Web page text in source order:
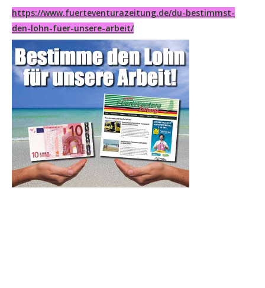
https://www.fuerteventurazeitung.de/du-bestimmst-
den-lohn-fuer-unsere-arbeit/